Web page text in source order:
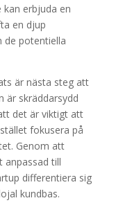
erbjuda en
en djup
de potentiella
är nästa steg att
är skräddarsydd
det är viktigt att
fokusera på
Genom att
anpassad till
differentiera sig
kundbas.